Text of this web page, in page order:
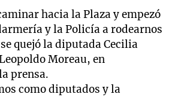
hacia la Plaza y empezó
y la Policía a rodearnos
quejó la diputada Cecilia
Moreau, en
prensa.
como diputados y la